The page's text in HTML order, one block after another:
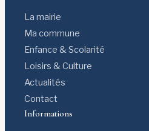
La mairie
Ma commune
Enfance & Scolarité
Loisirs & Culture
Actualités
Contact
Informations